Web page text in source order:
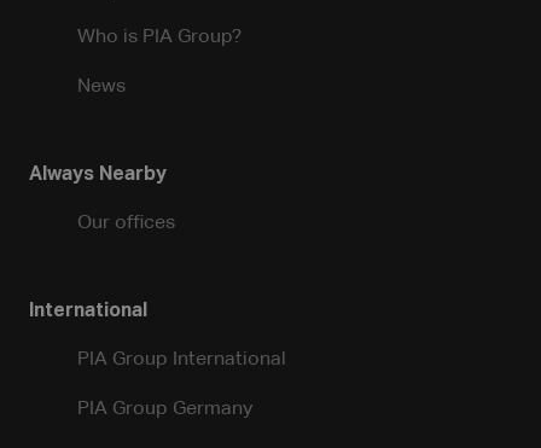
Who is PIA Group?
News
Always Nearby
Our offices
International
PIA Group International
PIA Group Germany